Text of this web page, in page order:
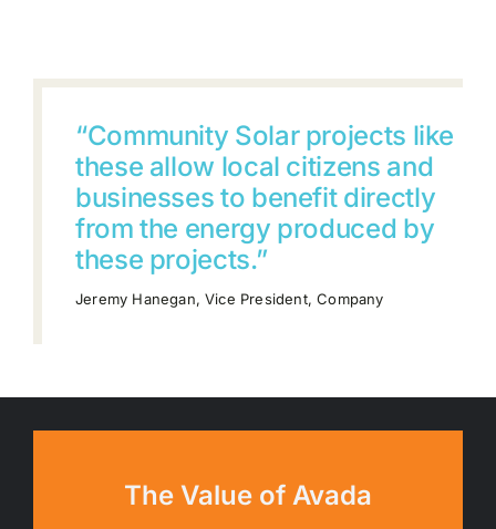
“Community Solar projects like
these allow local citizens and
businesses to benefit directly
from the energy produced by
these projects.”
Jeremy Hanegan, Vice President, Company
The Value of Avada